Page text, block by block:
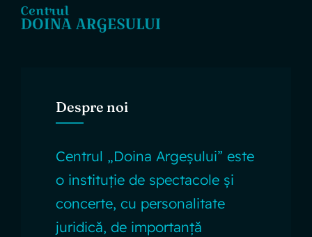
Despre noi
Centrul „Doina Argeșului” este
o instituție de spectacole și
concerte, cu personalitate
juridică, de importanță